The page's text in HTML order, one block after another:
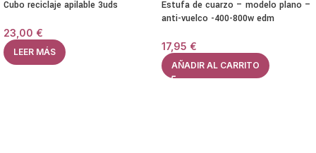
Cubo reciclaje apilable 3uds
23,00 €
LEER MÁS
Estufa de cuarzo – modelo plano –
anti-vuelco -400-800w edm
17,95 €
AÑADIR AL CARRITO